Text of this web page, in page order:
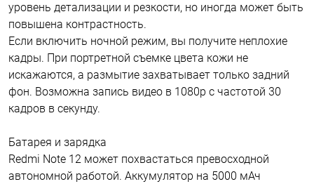
уровень детализации и резкости, но иногда может быть
повышена контрастность.
Если включить ночной режим, вы получите неплохие
кадры. При портретной съемке цвета кожи не
искажаются, а размытие захватывает только задний
фон. Возможна запись видео в 1080р с частотой 30
кадров в секунду.
Батарея и зарядка
Redmi Note 12 может похвастаться превосходной
автономной работой. Аккумулятор на 5000 мАч